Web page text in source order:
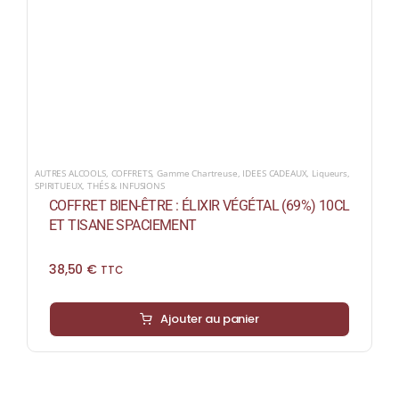
AUTRES ALCOOLS, COFFRETS,Gamme Chartreuse IDEES CADEAUX Liqueurs
SPIRITUEUX ,THÉS & INFUSIONS
COFFRET BIEN-ÊTRE : ÉLIXIR VÉGÉTAL (69%) 10CL
ET TISANE SPACIEMENT
38,50 € TTC
Ajouter au panier